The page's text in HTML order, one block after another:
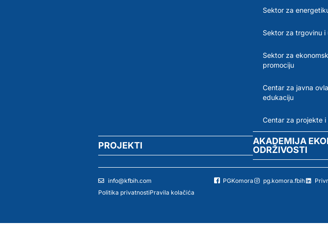
Sektor za
Sektor za trgovinu i
Sektor za
promociju
Centar za javna
edukaciju
Centar za projekte i
PROJEKTI
AKADEMIJA
ODRŽIVOSTI
info@kfbih.com PGKomora pg.komora.fbih
Politika privatnostiPravila kolačića